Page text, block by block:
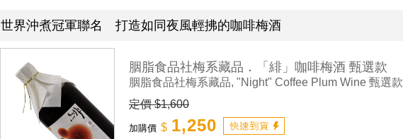
世界沖煮冠軍聯名 打造如同夜風輕拂的咖啡梅酒
胭脂食品社梅系藏品．「緋」咖啡梅酒 甄選款
胭脂食品社梅系藏品, "Night" Coffee Plum Wine 甄選款
定價 $1,600
加購價 $ 1,250